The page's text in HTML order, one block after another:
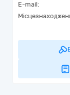
E-mail: